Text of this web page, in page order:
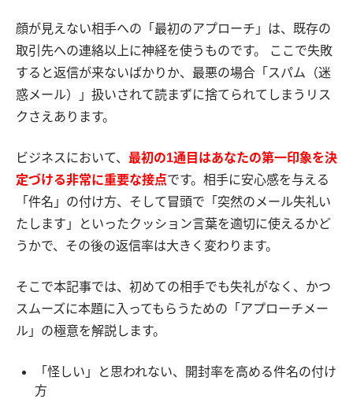
顔が見えない相手への「最初のアプローチ」は、既存の
取引先への連絡以上に神経を使うものです。 ここで失敗
すると返信が来ないばかりか、最悪の場合「スパム（迷
惑メール）」扱いされて読まずに捨てられてしまうリス
クさえあります。
ビジネスにおいて、 最初の1通目はあなたの第一印象を決
定づける非常に重要な接点です。相手に安心感を与える
「件名」の付け方、そして冒頭で「突然のメール失礼い
たします」といったクッション言葉を適切に使えるかど
うかで、その後の返信率は大きく変わります。
そこで本記事では、初めての相手でも失礼がなく、かつ
スムーズに本題に入ってもらうための「アプローチメー
ル」の極意を解説します。
「怪しい」と思われない、開封率を高める件名の付け
方